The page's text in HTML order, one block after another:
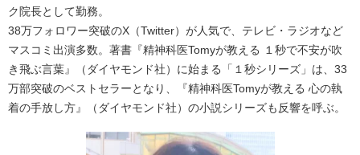
ク院長として勤務。
38万フォロワー突破のX（Twitter）が人気で、テレビ・ラジオなど
マスコミ出演多数。著書『精神科医Tomyが教える １秒で不安が吹
き飛ぶ言葉』（ダイヤモンド社）に始まる「１秒シリーズ」は、33
万部突破のベストセラーとなり、『精神科医Tomyが教える 心の執
着の手放し方』（ダイヤモンド社）の小説シリーズも反響を呼ぶ。